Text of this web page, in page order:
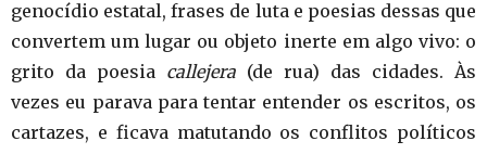
genocídio estatal, frases de luta e poesias dessas que
convertem um lugar ou objeto inerte em algo vivo: o
grito da poesia callejera (de rua) das cidades. Às
vezes eu parava para tentar entender os escritos, os
cartazes, e ficava matutando os conflitos políticos